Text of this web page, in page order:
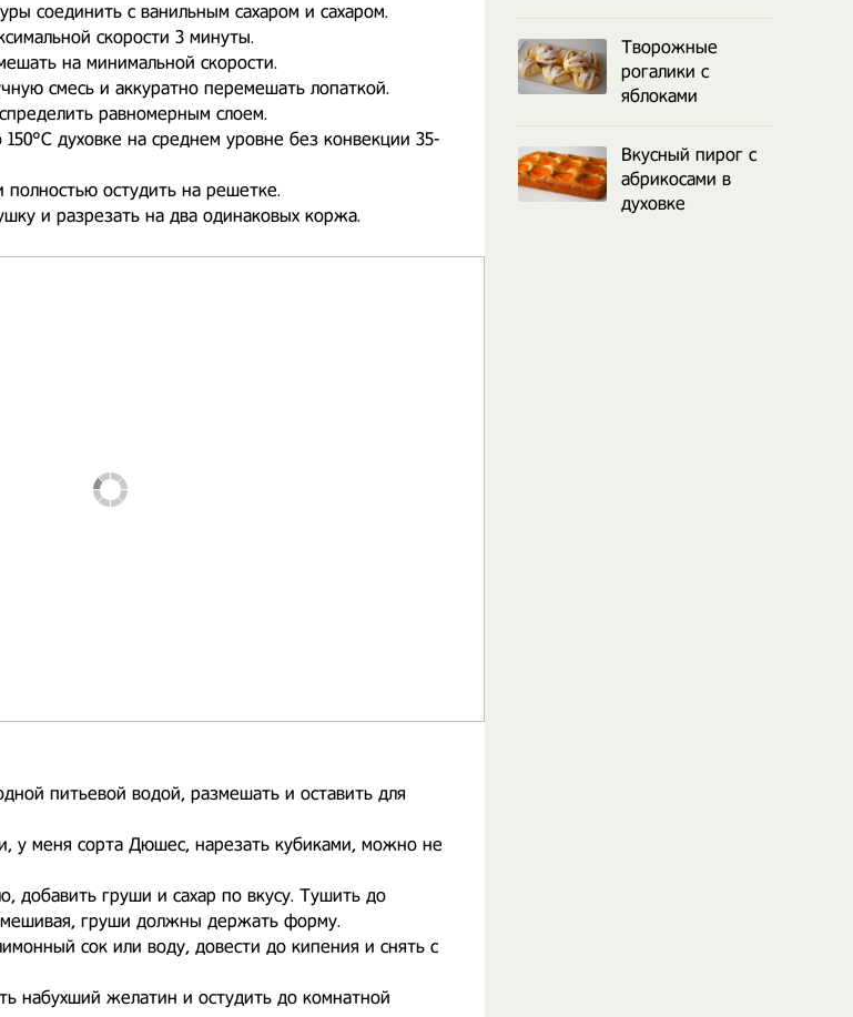
соединить с ванильным сахаром и сахаром.
скорости 3 минуты.
на минимальной скорости.
смесь и аккуратно перемешать лопаткой.
равномерным слоем.
духовке на среднем уровне без конвекции 35-
остудить на решетке.
и разрезать на два одинаковых коржа.
питьевой водой, размешать и оставить для
у меня сорта Дюшес, нарезать кубиками, можно не
добавить груши и сахар по вкусу. Тушить до
груши должны держать форму.
сок или воду, довести до кипения и снять с
набухший желатин и остудить до комнатной
Творожные
рогалики с
яблоками
Вкусный пирог с
абрикосами в
духовке